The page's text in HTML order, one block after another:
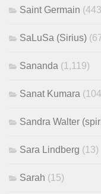
Saint Germain
SaLuSa (Sirius)
Sananda (1,119)
Sanat Kumara
Sandra Walter
Sara Lindberg (13)
Sarah (15)